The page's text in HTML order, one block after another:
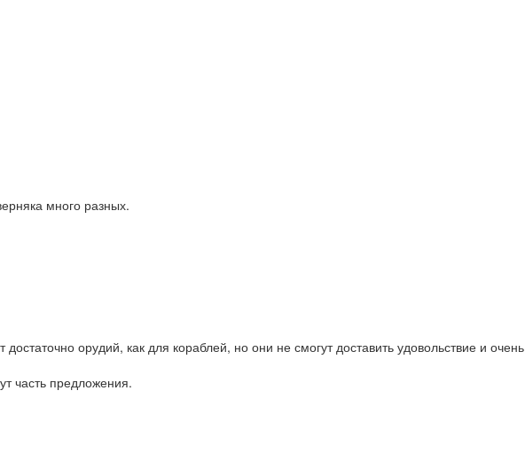
много разных.
орудий, как для кораблей, но они не смогут доставить удовольствие и очень
часть предложения.